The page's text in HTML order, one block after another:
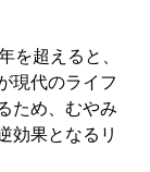
を超えると、
現代のライフ
ため、むやみ
効果となるリ